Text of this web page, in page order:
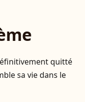
quitté
sa vie dans le